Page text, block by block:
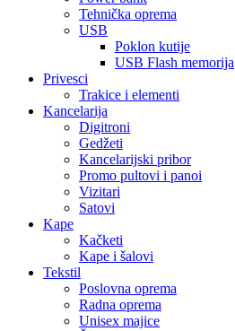
Tehnička oprema
USB
Poklon kutije
USB Flash memorija
Privesci
Trakice i elementi
Kancelarija
Digitroni
Gedžeti
Kancelarijski pribor
Promo pultovi i panoi
Vizitari
Satovi
Kape
Kačketi
Kape i šalovi
Tekstil
Poslovna oprema
Radna oprema
Unisex majice